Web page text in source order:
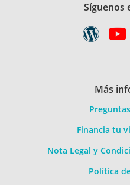
Síguenos
Más
Financia tu
Nota Legal y
Política